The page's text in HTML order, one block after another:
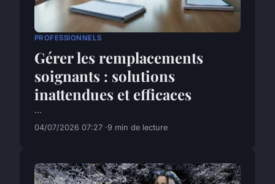
PROFESSIONNELS
Gérer les remplacements
soignants : solutions
inattendues et efficaces
...
04/07/2026 07:27 9 min de lecture